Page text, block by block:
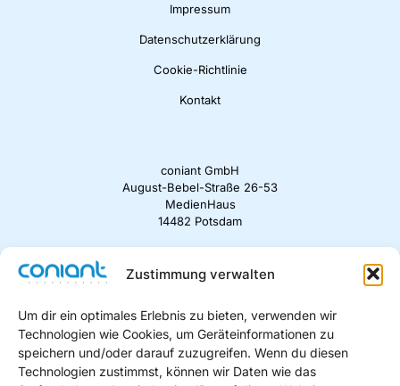
Zustimmung verwalten
Um dir ein optimales Erlebnis zu bieten, verwenden wir
Technologien wie Cookies, um Geräteinformationen zu
speichern und/oder darauf zuzugreifen. Wenn du diesen
Technologien zustimmst, können wir Daten wie das
Impressum
Datenschutzerklärung
Cookie-Richtlinie
Kontakt
coniant GmbH
August-Bebel-Straße 26-53
MedienHaus
14482 Potsdam
kontakt@coniant.de
+49 331 582 91 430